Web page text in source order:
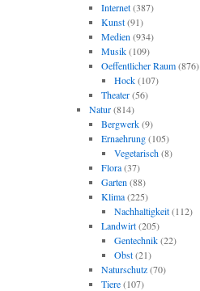
Internet(387)
Kunst(91)
Medien (934)
Musik(109)
Oeffentlicher Raum(876)
Hock(107)
Theater(56)
Natur(814)
Bergwerk(9)
Ernaehrung(105)
Vegetarisch(8)
Flora(37)
Garten (88)
Klima(225)
Nachhaltigkeit(112)
Landwirt(205)
Gentechnik(22)
Obst(21)
Naturschutz(70)
Tiere(107)